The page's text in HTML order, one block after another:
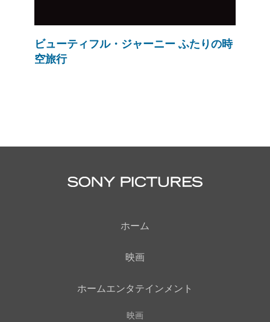
ビューティフル・ジャーニー ふたりの時
空旅行
ホーム
映画
ホームエンタテインメント
映画